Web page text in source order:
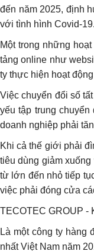
đến năm 2025, định
với tình hình Covid-19.
Một trong những
tảng online như
ty thực hiện hoạt
Việc chuyển đổi số
yếu tập trung
doanh nghiệp phải
Khi cả thế giới phải
tiêu dùng giảm
từ lớn đến nhỏ tiếp
việc phải đóng cửa
TECOTEC GROUP -
Là một công ty
nhất Việt Nam năm